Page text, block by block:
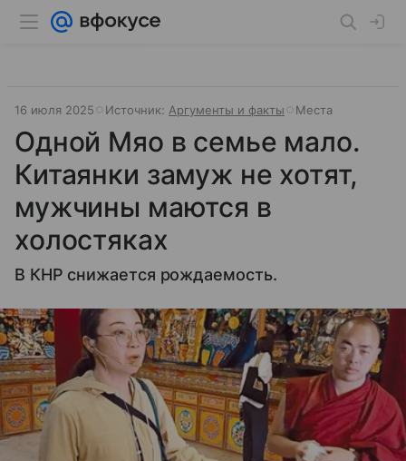
16 июля 2025 Источник: Аргументы и факты Места
Одной Мяо в семье мало.
Китаянки замуж не хотят,
мужчины маются в
холостяках
В КНР снижается рождаемость.